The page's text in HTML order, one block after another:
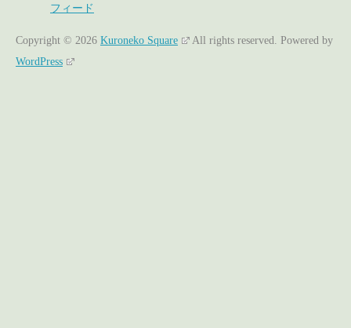
フィード
Copyright © 2026 Kuroneko Square All rights reserved. Powered by
WordPress